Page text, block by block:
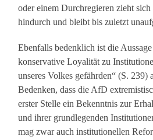
oder einem Durchregieren zieht
hindurch und bleibt bis zuletzt
Ebenfalls bedenklich ist die
konservative Loyalität zu
unseres Volkes gefährden“ (S. 239)
Bedenken, dass die AfD
erster Stelle ein Bekenntnis zur
und ihrer grundlegenden
mag zwar auch institutionellen